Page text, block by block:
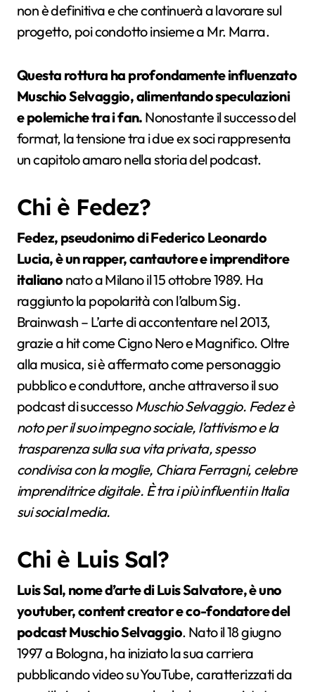
non è definitiva e che continuerà a lavorare sul
progetto, poi condotto insieme a Mr. Marra​.
Questa rottura ha profondamente influenzato
Muschio Selvaggio, alimentando speculazioni
e polemiche tra i fan. Nonostante il successo del
format, la tensione tra i due ex soci rappresenta
un capitolo amaro nella storia del podcast.
Chi è Fedez?
Fedez, pseudonimo di Federico Leonardo
Lucia, è un rapper, cantautore e imprenditore
italiano nato a Milano il 15 ottobre 1989. Ha
raggiunto la popolarità con l’album Sig.
Brainwash – L’arte di accontentare nel 2013,
grazie a hit come Cigno Nero e Magnifico. Oltre
alla musica, si è affermato come personaggio
pubblico e conduttore, anche attraverso il suo
podcast di successo Muschio Selvaggio. Fedez è
noto per il suo impegno sociale, l’attivismo e la
trasparenza sulla sua vita privata, spesso
condivisa con la moglie, Chiara Ferragni, celebre
imprenditrice digitale. È tra i più influenti in Italia
sui social media.
Chi è Luis Sal?
Luis Sal, nome d’arte di Luis Salvatore, è uno
youtuber, content creator e co-fondatore del
podcast Muschio Selvaggio. Nato il 18 giugno
1997 a Bologna, ha iniziato la sua carriera
pubblicando video su YouTube, caratterizzati da